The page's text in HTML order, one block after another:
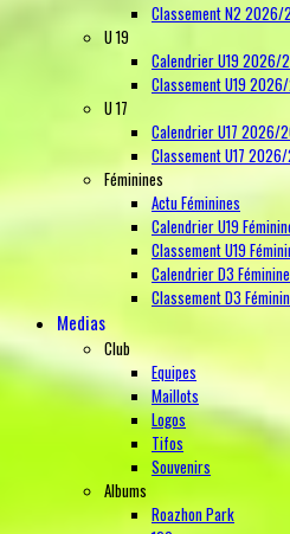
Classement N2 2026/
U 19
Calendrier U19 2026/
Classement U19
U 17
Calendrier U17 2026/
Classement U17
Féminines
Actu Féminines
Calendrier U19
Classement U19
Calendrier D3
Classement D3
Medias
Club
Equipes
Maillots
Logos
Tifos
Souvenirs
Albums
Roazhon Park